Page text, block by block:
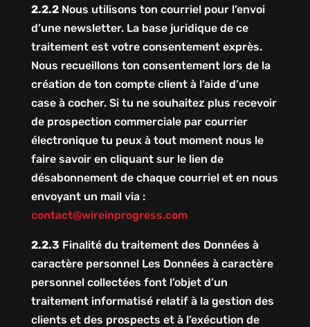
2.2.2Nous utilisons ton courriel pour l’envoi
d’une newsletter. La base juridique de ce
traitement est votre consentement exprès.
Nous recueillons ton consentement lors de la
création de ton compte client à l’aide d’une
case à cocher. Si tu ne souhaitez plus recevoir
de prospection commerciale par courrier
électronique tu peux à tout moment nous le
faire savoir en cliquant sur le lien de
désabonnement de chaque courriel et en nous
envoyant un mail via :
contact@wireinprogress.com
2.2.3 Finalité du traitement des Données à
caractère personnel Les Données à caractère
personnel collectées font l’objet d’un
traitement informatisé relatif à la gestion des
clients et des prospects et à l’exécution de